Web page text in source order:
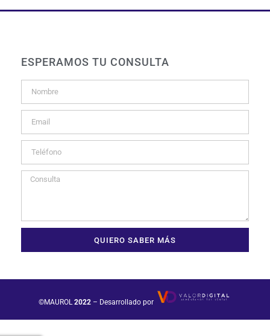
ESPERAMOS TU CONSULTA
QUIERO SABER MÁS
©MAUROL2022 – Desarrollado por